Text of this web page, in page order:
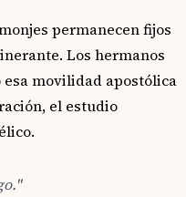
permanecen fijos
Los hermanos
movilidad apostólica
el estudio